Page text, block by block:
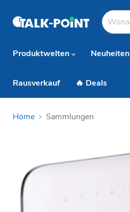
Produktwelten
Neuheiten
Rausverkauf 🔥 Deals
Home Sammlungen